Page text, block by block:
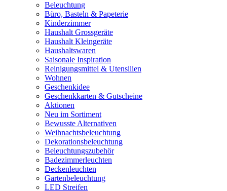
Beleuchtung
Büro, Basteln & Papeterie
Kinderzimmer
Haushalt Grossgeräte
Haushalt Kleingeräte
Haushaltswaren
Saisonale Inspiration
Reinigungsmittel & Utensilien
Wohnen
Geschenkidee
Geschenkkarten & Gutscheine
Aktionen
Neu im Sortiment
Bewusste Alternativen
Weihnachtsbeleuchtung
Dekorationsbeleuchtung
Beleuchtungszubehör
Badezimmerleuchten
Deckenleuchten
Gartenbeleuchtung
LED Streifen